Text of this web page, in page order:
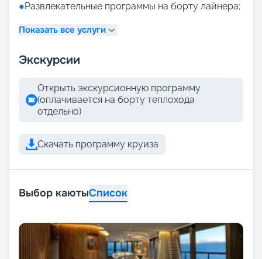
●Развлекательные программы на борту лайнера;
Показать все услуги
Экскурсии
Открыть экскурсионную программу
(оплачивается на борту теплохода
отдельно)
Скачать программу круиза
Выбор каютыСписок